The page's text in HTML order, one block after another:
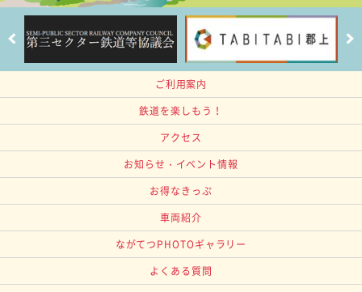
ご利用案内
鉄道を楽しもう！
アクセス
お知らせ・イベント情報
お得なきっぷ
車両紹介
ながてつPHOTOギャラリー
よくある質問